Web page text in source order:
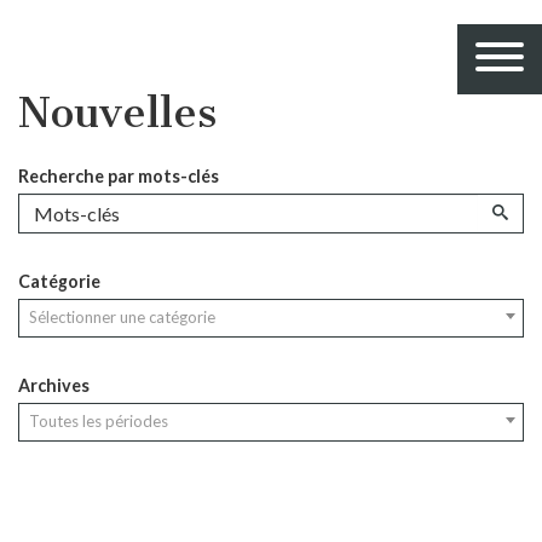
Nouvelles
Recherche par mots-clés
Catégorie
Sélectionner une catégorie
Archives
Toutes les périodes